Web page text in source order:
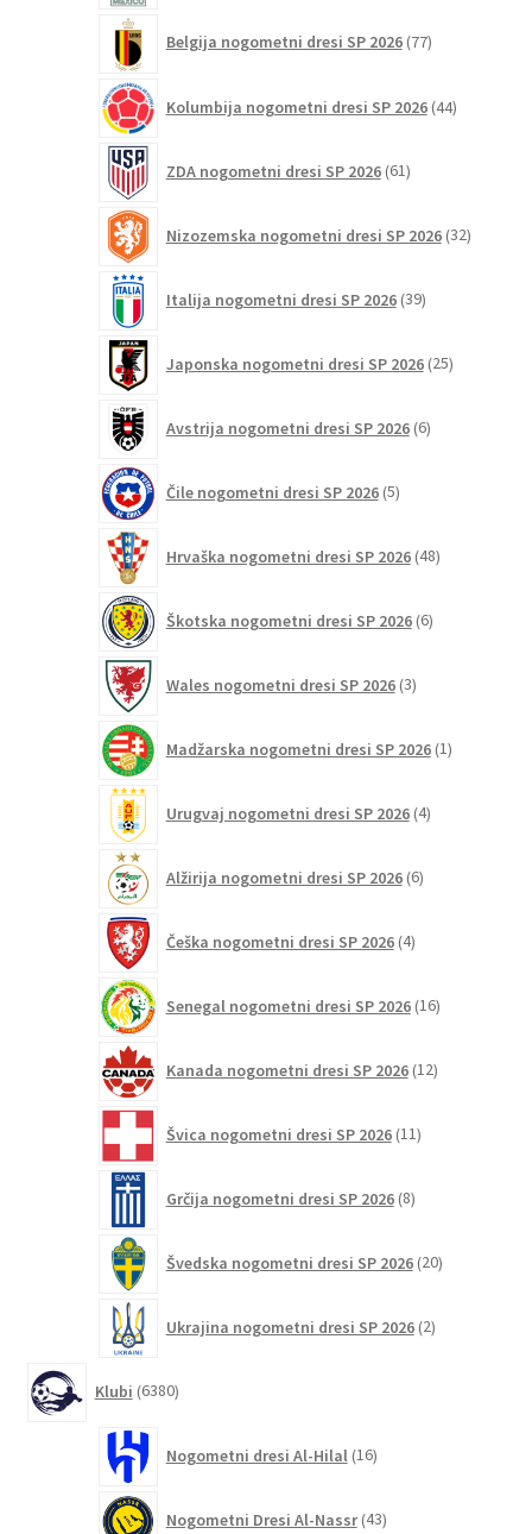
Belgija nogometni dresi SP 2026 77izdelkov
Kolumbija nogometni dresi SP 2026 44izdelkov
ZDA nogometni dresi SP 2026 61izdelkov
Nizozemska nogometni dresi SP 2026 32izdelkov
Italija nogometni dresi SP 2026 39izdelkov
Japonska nogometni dresi SP 2026 25izdelkov
Avstrija nogometni dresi SP 2026 6izdelkov
Čile nogometni dresi SP 2026 5izdelkov
Hrvaška nogometni dresi SP 2026 48izdelkov
Škotska nogometni dresi SP 2026 6izdelkov
Wales nogometni dresi SP 2026 3izdelki
Madžarska nogometni dresi SP 2026 1izdelek
Urugvaj nogometni dresi SP 2026 4izdelki
Alžirija nogometni dresi SP 2026 6izdelkov
Češka nogometni dresi SP 2026 4izdelki
Senegal nogometni dresi SP 2026 16izdelkov
Kanada nogometni dresi SP 2026 12izdelkov
Švica nogometni dresi SP 2026 11izdelkov
Grčija nogometni dresi SP 2026 8izdelkov
Švedska nogometni dresi SP 2026 20izdelkov
Ukrajina nogometni dresi SP 2026 2izdelka
Klubi 6380izdelkov
Nogometni dresi Al-Hilal 16izdelkov
Nogometni Dresi Al-Nassr 43